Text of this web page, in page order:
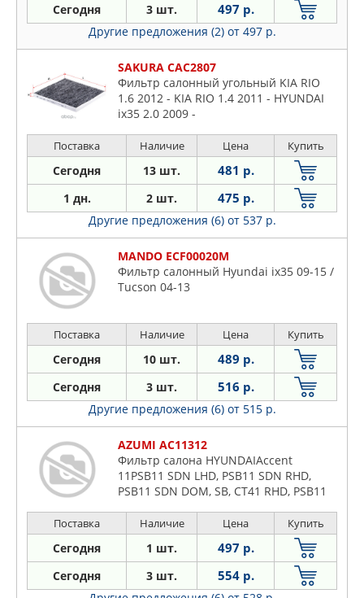
Сегодня 3 шт. 497 р.
Другие предложения (2) от 497 р.
SAKURA CAC2807
Фильтр салонный угольный KIA RIO
1.6 2012 - KIA RIO 1.4 2011 - HYUNDAI
ix35 2.0 2009 -
Поставка Наличие Цена Купить
Сегодня 13 шт. 481 р.
1 дн. 2 шт. 475 р.
Другие предложения (6) от 537 р.
MANDO ECF00020M
Фильтр салонный Hyundai ix35 09-15 /
Tucson 04-13
Поставка Наличие Цена Купить
Сегодня 10 шт. 489 р.
Сегодня 3 шт. 516 р.
Другие предложения (6) от 515 р.
AZUMI AC11312
Фильтр салона HYUNDAIAccent
11PSB11 SDN LHD, PSB11 SDN RHD,
PSB11 SDN DOM, SB, CT41 RHD, PSB11
LHD, SB HB(2010-2014), Accent 15CT41
RHD, CT51, CU41 SDN RHD, CT41 SDN
LHD, PSB15 SDN, PSB15 LHD(2014-2020)
Поставка Наличие Цена Купить
Сегодня 1 шт. 497 р.
Сегодня 3 шт. 554 р.